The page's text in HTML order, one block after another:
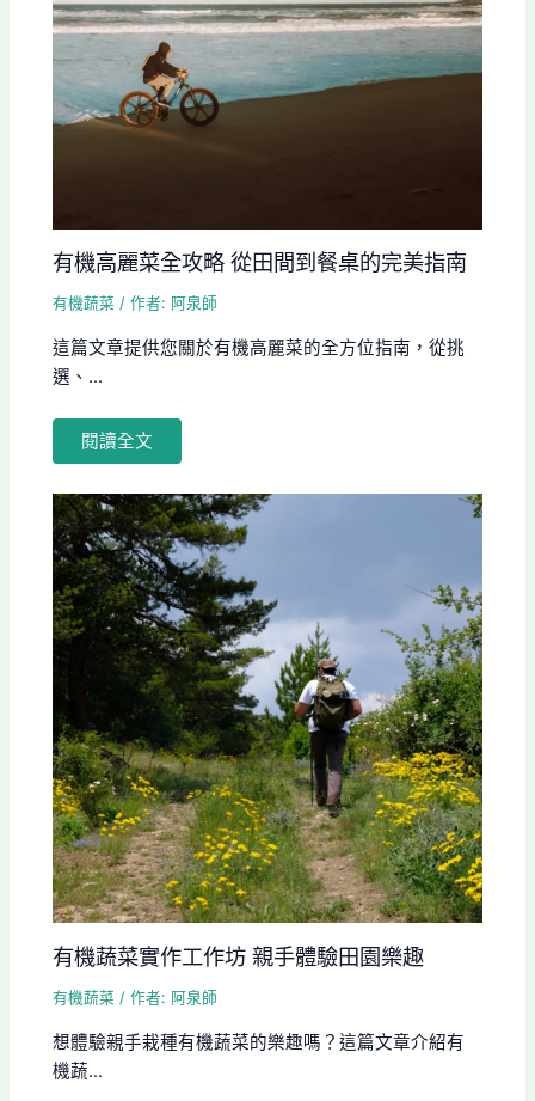
有機高麗菜全攻略 從田間到餐桌的完美指南
有機蔬菜 / 作者: 阿泉師
這篇文章提供您關於有機高麗菜的全方位指南，從挑
選、...
閱讀全文
有機蔬菜實作工作坊 親手體驗田園樂趣
有機蔬菜 / 作者: 阿泉師
想體驗親手栽種有機蔬菜的樂趣嗎？這篇文章介紹有
機蔬...